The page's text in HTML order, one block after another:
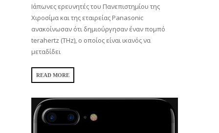
Ιάπωνες ερευνητές του Πανεπιστημίου της
Χιροσίμα και της εταιρείας Panasonic
ανακοίνωσαν ότι δημιούργησαν έναν πομπό
terahertz (THz), ο οποίος είναι ικανός να
μεταδίδει
READ MORE